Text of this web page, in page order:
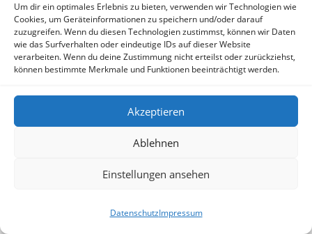
Um dir ein optimales Erlebnis zu bieten, verwenden wir Technologien wie
Cookies, um Geräteinformationen zu speichern und/oder darauf
zuzugreifen. Wenn du diesen Technologien zustimmst, können wir Daten
wie das Surfverhalten oder eindeutige IDs auf dieser Website
verarbeiten. Wenn du deine Zustimmung nicht erteilst oder zurückziehst,
können bestimmte Merkmale und Funktionen beeinträchtigt werden.
Akzeptieren
Ablehnen
Einstellungen ansehen
DatenschutzImpressum
Abo schon gemacht
hast, schreibe direkt an
den Techniker Marko
unter email:
marko@lunajin.de
google playstore unter